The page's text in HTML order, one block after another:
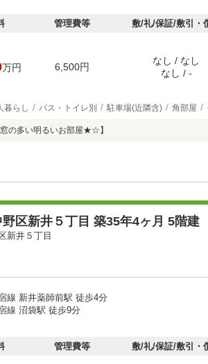
管理費等 敷/礼/保証/敷引・
万円 6,500円
なし / なし
なし / -
暮らし バス・トイレ別 駐車場(近隣含) 角部屋
の多い明るいお部屋★☆】
区新井５丁目 築35年4ヶ月 5階建
新井５丁目
線 新井薬師前駅 徒歩4分
線 沼袋駅 徒歩9分
管理費等 敷/礼/保証/敷引・